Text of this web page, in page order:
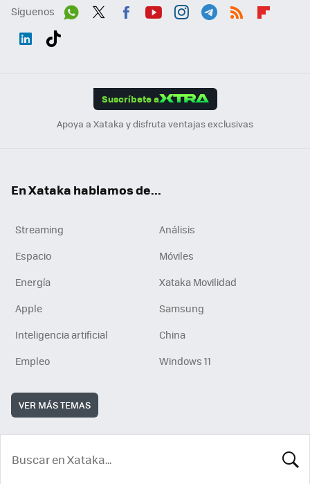
Síguenos
Suscríbete a
Apoya a Xataka y disfruta ventajas exclusivas
En Xataka hablamos de...
Streaming
Análisis
Espacio
Móviles
Energía
Xataka Movilidad
Apple
Samsung
Inteligencia artificial
China
Empleo
Windows 11
VER MÁS TEMAS